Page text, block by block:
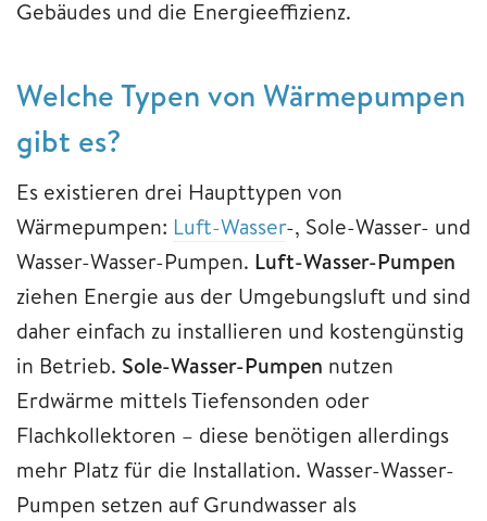
Gebäudes und die Energieeffizienz.
Welche Typen von Wärmepumpen
gibt es?
Es existieren drei Haupttypen von
Wärmepumpen: Luft-Wasser-, Sole-Wasser- und
Wasser-Wasser-Pumpen. Luft-Wasser-Pumpen
ziehen Energie aus der Umgebungsluft und sind
daher einfach zu installieren und kostengünstig
in Betrieb. Sole-Wasser-Pumpen nutzen
Erdwärme mittels Tiefensonden oder
Flachkollektoren – diese benötigen allerdings
mehr Platz für die Installation. Wasser-Wasser-
Pumpen setzen auf Grundwasser als